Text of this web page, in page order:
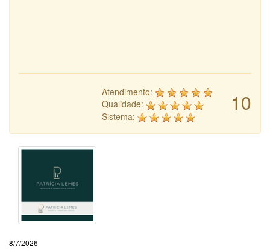
10
Atendimento:
Qualidade:
Sistema:
8/7/2026